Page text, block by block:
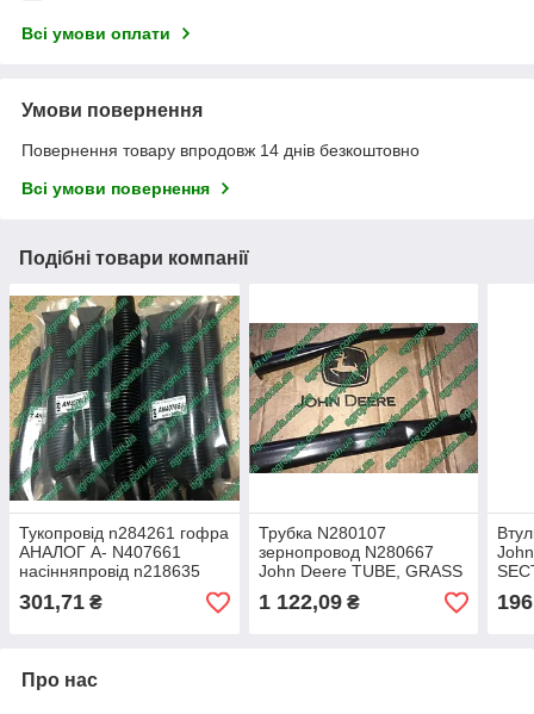
Всі умови оплати
Умови повернення
Повернення товару впродовж 14 днів безкоштовно
Всі умови повернення
Подібні товари компанії
Тукопровід n284261 гофра
АНАЛОГ A- N407661
насінняпровід n218635
Hose
301,71 ₴
Трубка N280107
зернопровод N280667
John Deere TUBE, GRASS
SEED сем'япровід
n280107
1 122,09₴
Про нас